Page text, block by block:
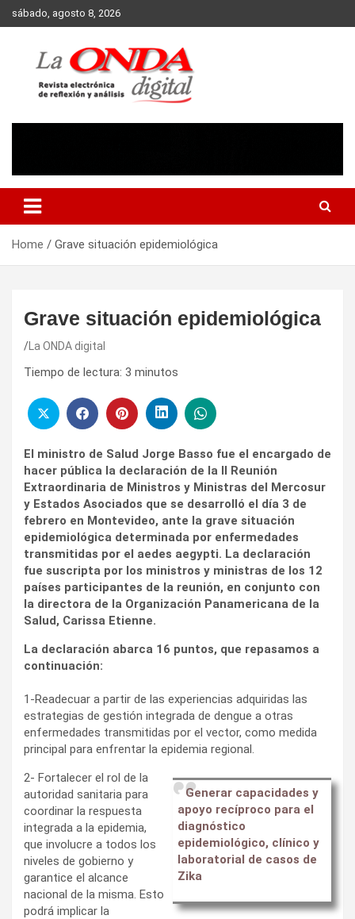
Skip
to
sábado, agosto 8, 2026
Home Grave situación epidemiológica
Grave situación epidemiológica
La ONDA digital
Tiempo de lectura: 3 minutos
El ministro de Salud Jorge Basso fue el encargado de
hacer pública la declaración de la II Reunión
Extraordinaria de Ministros y Ministras del Mercosur
y Estados Asociados que se desarrolló el día 3 de
febrero en Montevideo, ante la grave situación
epidemiológica determinada por enfermedades
transmitidas por el aedes aegypti. La declaración
fue suscripta por los ministros y ministras de los 12
países participantes de la reunión, en conjunto con
la directora de la Organización Panamericana de la
Salud, Carissa Etienne.
La declaración abarca 16 puntos, que repasamos a
continuación:
1-Readecuar a partir de las experiencias adquiridas las
estrategias de gestión integrada de dengue a otras
enfermedades transmitidas por el vector, como medida
principal para enfrentar la epidemia regional.
Generar capacidades y
apoyo recíproco para el
diagnóstico
epidemiológico, clínico y
laboratorial de casos de
Zika
2- Fortalecer el rol de la
autoridad sanitaria para
coordinar la respuesta
integrada a la epidemia,
que involucre a todos los
niveles de gobierno y
garantice el alcance
nacional de la misma. Esto
podrá implicar la